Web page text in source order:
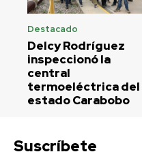
Destacado
Delcy Rodríguez
inspeccionó la
central
termoeléctrica del
estado Carabobo
Suscríbete